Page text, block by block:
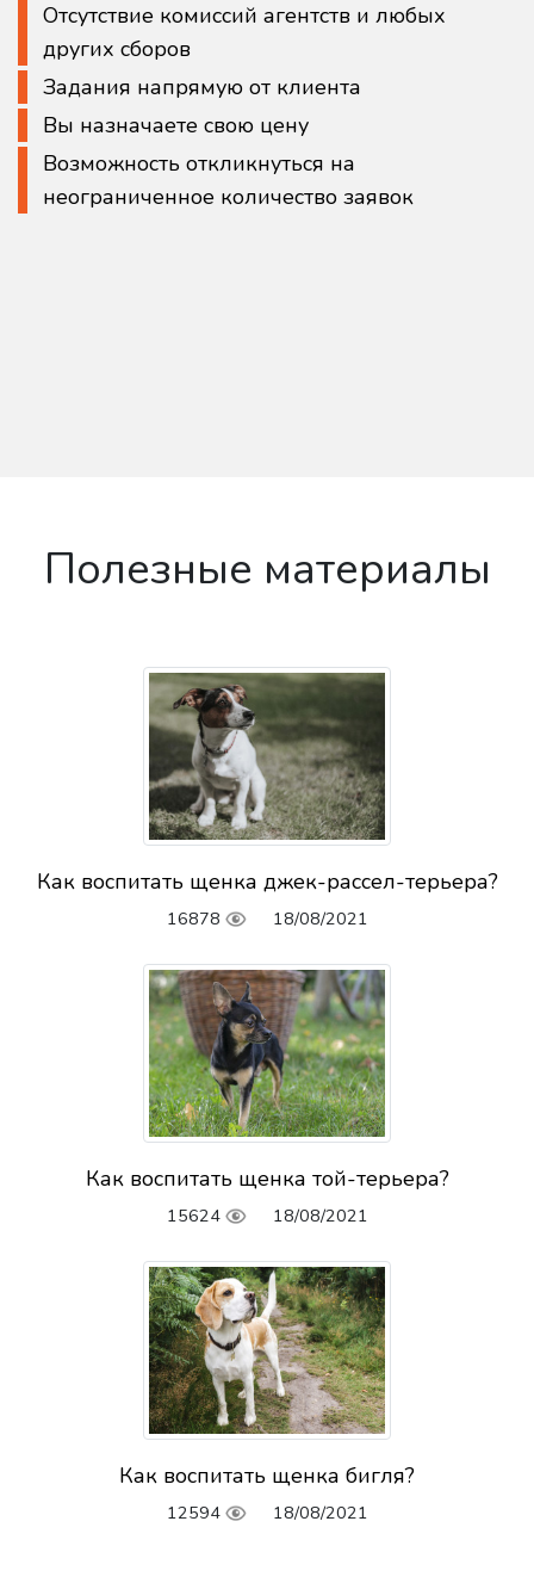
Отсутствие комиссий агентств и любых
других сборов
Задания напрямую от клиента
Вы назначаете свою цену
Возможность откликнуться на
неограниченное количество заявок
Полезные материалы
Как воспитать щенка джек-рассел-терьера?
16878 18/08/2021
Как воспитать щенка той-терьера?
15624 18/08/2021
Как воспитать щенка бигля?
12594 18/08/2021